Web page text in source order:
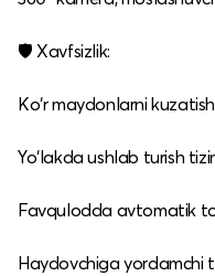
🛡 Xavfsizlik:
Ko‘r maydonlarni
Yo‘lakda ushlab turish
Favqulodda avtomatik
Haydovchiga yordamchi